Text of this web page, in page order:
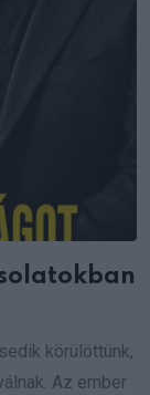
körülöttünk,
Az ember